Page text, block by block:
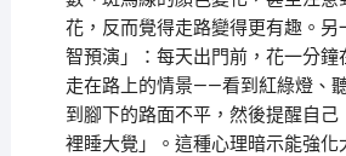
花，反而覺得走路變得更有趣。另
智預演」：每天出門前，花一分鐘
走在路上的情景——看到紅綠燈、
到腳下的路面不平，然後提醒自己
裡睡大覺」。這種心理暗示能強化